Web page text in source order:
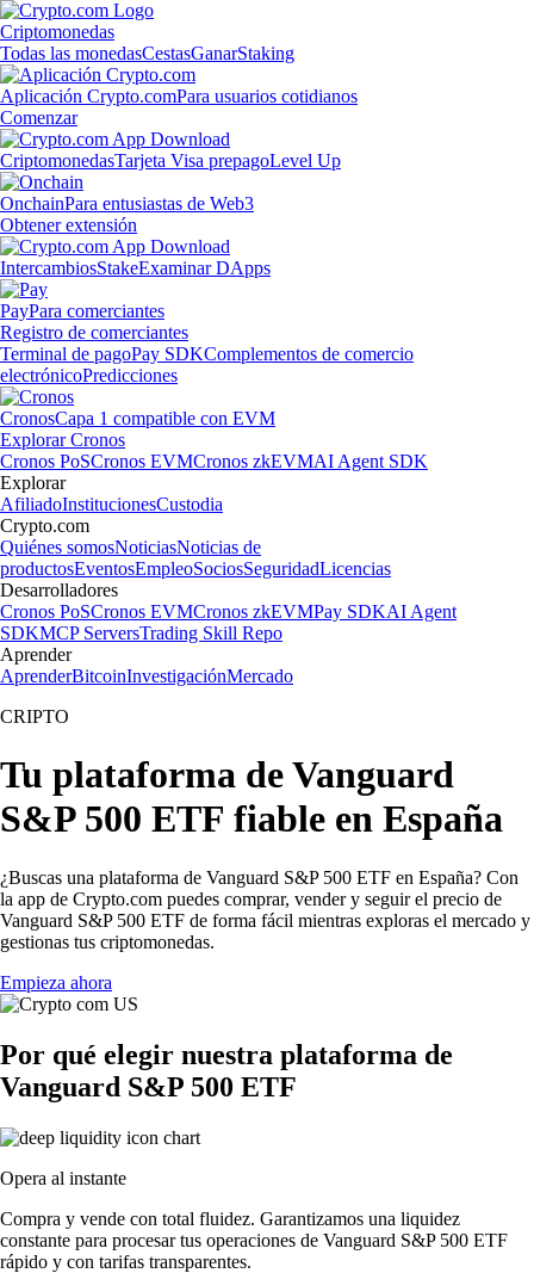
Criptomonedas
Todas las monedasCestasGanarStaking
Aplicación Crypto.comPara usuarios cotidianos
Comenzar
CriptomonedasTarjeta Visa prepagoLevel Up
OnchainPara entusiastas de Web3
Obtener extensión
IntercambiosStakeExaminar DApps
PayPara comerciantes
Registro de comerciantes
Terminal de pagoPay SDKComplementos de comercio
electrónicoPredicciones
CronosCapa 1 compatible con EVM
Explorar Cronos
Cronos PoSCronos EVMCronos zkEVMAI Agent SDK
Explorar
AfiliadoInstitucionesCustodia
Crypto.com
Quiénes somosNoticiasNoticias de
productosEventosEmpleoSociosSeguridadLicencias
Desarrolladores
Cronos PoSCronos EVMCronos zkEVMPay SDKAI Agent
SDKMCP ServersTrading Skill Repo
Aprender
AprenderBitcoinInvestigaciónMercado
CRIPTO
Tu plataforma de Vanguard
S&P 500 ETF fiable en España
¿Buscas una plataforma de Vanguard S&P 500 ETF en España? Con
la app de Crypto.com puedes comprar, vender y seguir el precio de
Vanguard S&P 500 ETF de forma fácil mientras exploras el mercado y
gestionas tus criptomonedas.
Empieza ahora
Por qué elegir nuestra plataforma de
Vanguard S&P 500 ETF
Opera al instante
Compra y vende con total fluidez. Garantizamos una liquidez
constante para procesar tus operaciones de Vanguard S&P 500 ETF
rápido y con tarifas transparentes.